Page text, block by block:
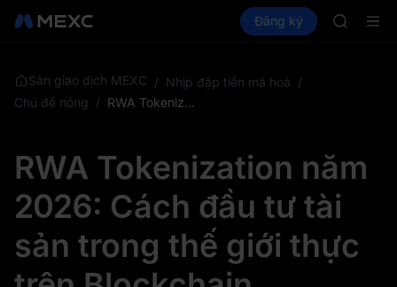
Thị trường Spot Futures SPCX
Đăng ký
SKYAI
Sàn giao dịch MEXC / Nhịp đập tiền mã hoá /
Chủ đề nóng
/ RWA Tokenization năm 2026: Cách đầu tư tài sản trong thế giới thực trên Blockchain
RWA Tokenization năm
2026: Cách đầu tư tài
sản trong thế giới thực